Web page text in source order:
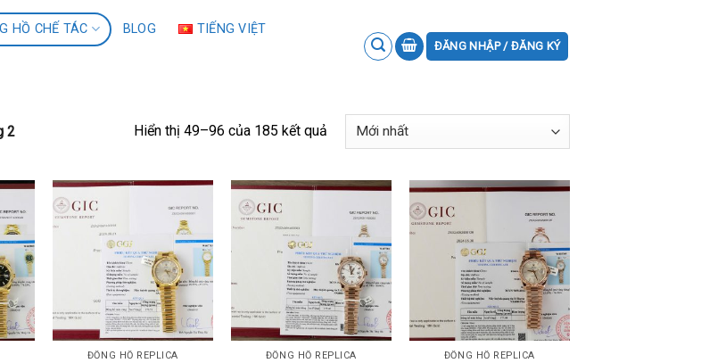
HỒ CHẾ TÁC BLOG TIẾNG VIỆT
ĐĂNG NHẬP / ĐĂNG KÝ
2 Hiển thị 49–96 của 185 kết quả
ĐỒNG HỒ REPLICA ĐỒNG HỒ REPLICA ĐỒNG HỒ REPLICA